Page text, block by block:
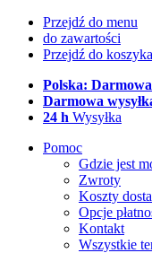
Przejdź do menu
do zawartości
Przejdź do koszyka
Polska:
Darmowa
24 h Wysyłka
Pomoc
Gdzie jest
Zwroty
Koszty
Opcje
Kontakt
Wszystkie